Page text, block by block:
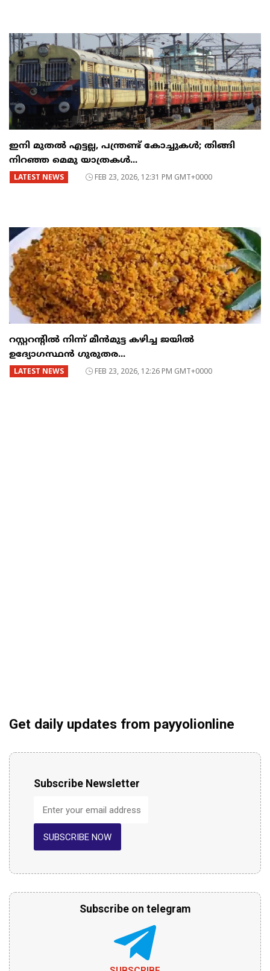
ഇനി മുതൽ എട്ടല്ല, പന്ത്രണ്ട് കോച്ചുകള്‍; തിങ്ങി
നിറഞ്ഞ മെമു യാത്രകൾ...
LATEST NEWS FEB 23, 2026, 12:31 PM GMT+0000
റസ്റ്ററന്റില്‍ നിന്ന് മീന്‍മുട്ട കഴിച്ച ജയില്‍
ഉദ്യോഗസ്ഥന്‍ ഗുരുതര...
LATEST NEWS FEB 23, 2026, 12:26 PM GMT+0000
Get daily updates from payyolionline
Subscribe Newsletter
SUBSCRIBE NOW
Subscribe on telegram